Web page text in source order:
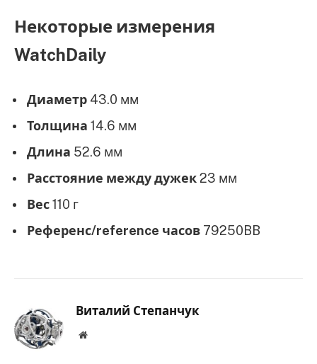
Некоторые измерения
WatchDaily
Диаметр 43.0 мм
Толщина 14.6 мм
Длина 52.6 мм
Расстояние между дужек23 мм
Вес110 г
Референс/reference часов 79250BB
Виталий Степанчук
Website